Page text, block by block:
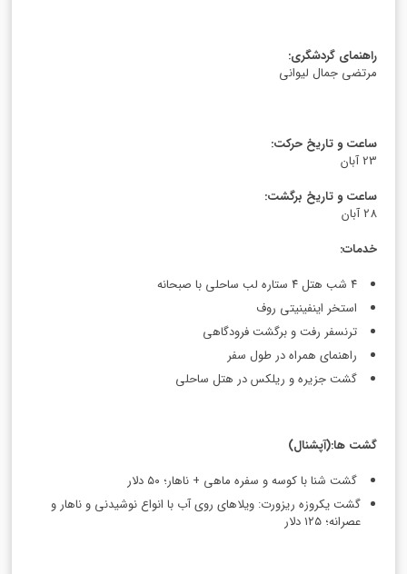
راهنمای گردشگری:
مرتضی جمال لیوانی
ساعت و تاریخ حرکت:
23 آبان
ساعت و تاریخ برگشت:
28 آبان
خدمات:
۴ شب هتل ۴ ستاره لب ساحلی با صبحانه
استخر اینفینیتی روف
ترنسفر رفت و برگشت فرودگاهی
راهنمای همراه در طول سفر
گشت جزیره و ریلکس در هتل ساحلی
گشت ها:(آپشنال)
گشت شنا با کوسه و سفره ماهی + ناهار؛ ۵۰ دلار
گشت یکروزه ریزورت: ویلاهای روی آب با انواع نوشیدنی و ناهار و
عصرانه؛ ۱۲۵ دلار